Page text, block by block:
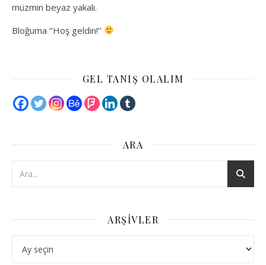
müzmin beyaz yakalı.
Bloğuma ‘’Hoş geldin!’’
GEL TANIŞ OLALIM
ARA
ARŞIVLER